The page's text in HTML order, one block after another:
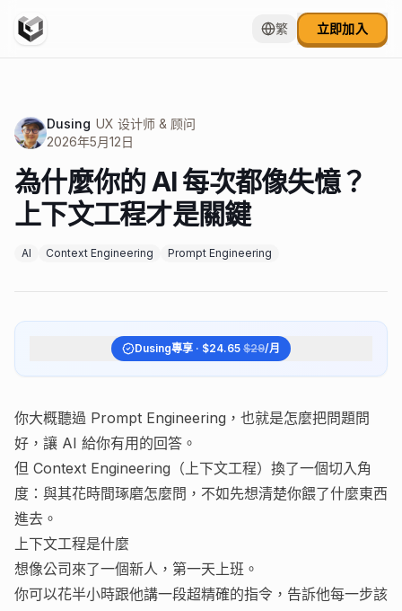
繁 立即加入
Dusing UX 设计师 & 顾问
2026年5月12日
為什麼你的 AI 每次都像失憶？
上下文工程才是關鍵
AI Context Engineering Prompt Engineering
Dusing專享 · $24.65 $29/月
你大概聽過 Prompt Engineering，也就是怎麼把問題問
好，讓 AI 給你有用的回答。
但 Context Engineering（上下文工程）換了一個切入角
度：與其花時間琢磨怎麼問，不如先想清楚你餵了什麼東西
進去。
上下文工程是什麼
想像公司來了一個新人，第一天上班。
你可以花半小時跟他講一段超精確的指令，告訴他每一步該